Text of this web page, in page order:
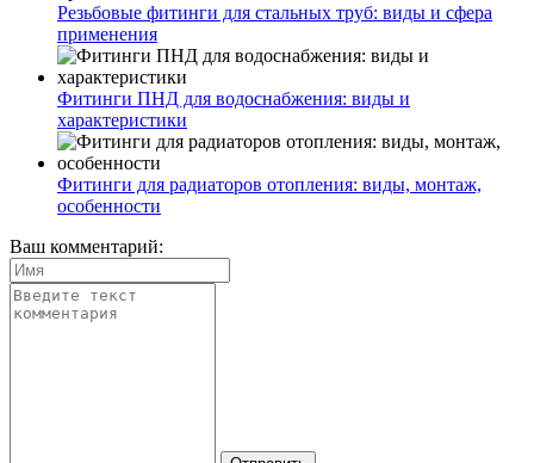
Резьбовые фитинги для стальных труб: виды и сфера
применения
Фитинги ПНД для водоснабжения: виды и
характеристики
Фитинги для радиаторов отопления: виды, монтаж,
особенности
Ваш комментарий: